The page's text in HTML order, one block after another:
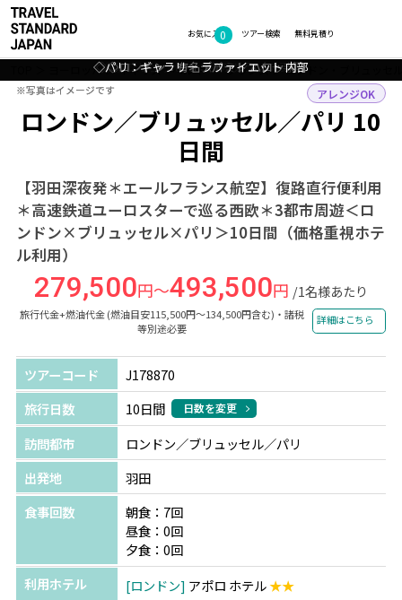
お気に入り
0 無料見積り
ツアー検索
ヨーロッパ イギリス・ベルギー・フランス ロンドン・ブリュッセ
ロンドン／ブリュッセル／パリ 10
日間
【羽田深夜発＊エールフランス航空】復路直行便利用
＊高速鉄道ユーロスターで巡る西欧＊3都市周遊＜ロ
ンドン×ブリュッセル×パリ＞10日間（価格重視ホテ
ル利用）
アレンジOK
279,500円～493,500円 /1名様あたり
旅行代金+燃油代金 (燃油目安115,500円～134,500円含む)・諸税
等別途必要
詳細はこちら
◇◎ブリュッセル：夜のグランプラス
◇◎ロンドン：ウェストミンスター寺院
◇ロンドン：有名デパート ハロッズ
◇パリ：ギャラリー ラファイエット 内部
フォトギャラリー
※写真はイメージです
※写真はイメージです
ツアーコード
J178870
旅行日数
10日間 日数を変更
訪問都市
ロンドン／ブリュッセル／パリ
出発地
羽田
食事回数
朝食：7回
昼食：0回
夕食：0回
利用ホテル
ロンドン アポロ ホテル★★